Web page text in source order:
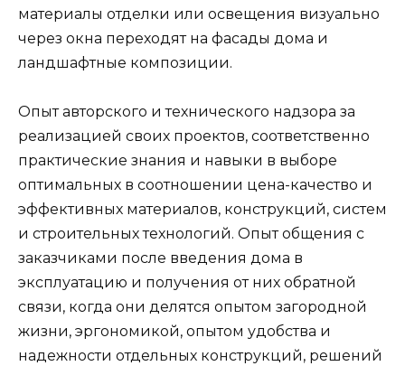
материалы отделки или освещения визуально
через окна переходят на фасады дома и
ландшафтные композиции.
Опыт авторского и технического надзора за
реализацией своих проектов, соответственно
практические знания и навыки в выборе
оптимальных в соотношении цена-качество и
эффективных материалов, конструкций, систем
и строительных технологий. Опыт общения с
заказчиками после введения дома в
эксплуатацию и получения от них обратной
связи, когда они делятся опытом загородной
жизни, эргономикой, опытом удобства и
надежности отдельных конструкций, решений